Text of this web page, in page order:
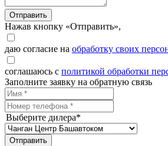
Отправить
Нажав кнопку «Отправить»,
даю согласие на обработку своих
соглашаюсь с политикой обработки
Заполните заявку на обратную связь
Выберите дилера*
Отправить